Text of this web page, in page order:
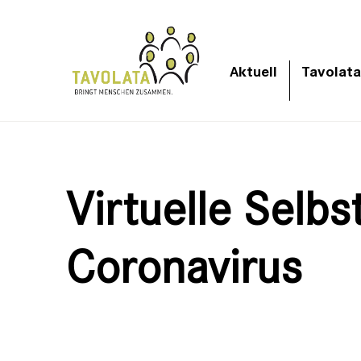
Aktuell Tavolata
Virtuelle
Coronavirus